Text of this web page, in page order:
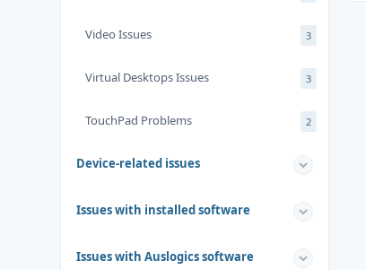
Video Issues 3
Virtual Desktops Issues 3
TouchPad Problems 2
Device-related issues
Issues with installed software
Issues with Auslogics software